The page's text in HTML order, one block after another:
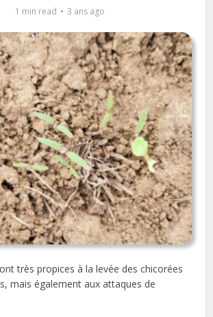
1 min read 3 ans ago
très propices à la levée des chicorées
mais également aux attaques de